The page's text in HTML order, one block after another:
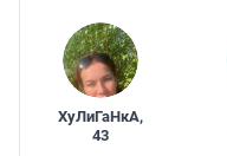
ХуЛиГаНкА,
43